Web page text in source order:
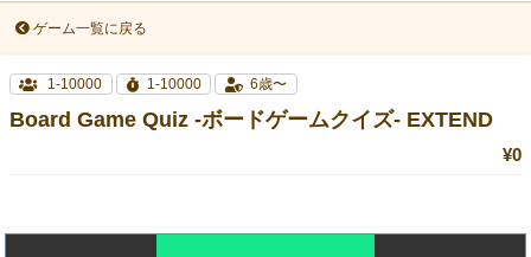
ゲーム一覧に戻る
1-10000 1-10000 6歳〜
Board Game Quiz -ボードゲームクイズ- EXTEND
¥0